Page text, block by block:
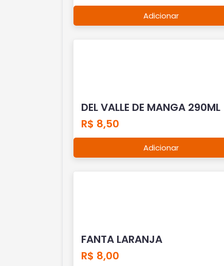
Adicionar
DEL VALLE DE MANGA 290ML
R$ 8,50
Adicionar
FANTA LARANJA
R$ 8,00